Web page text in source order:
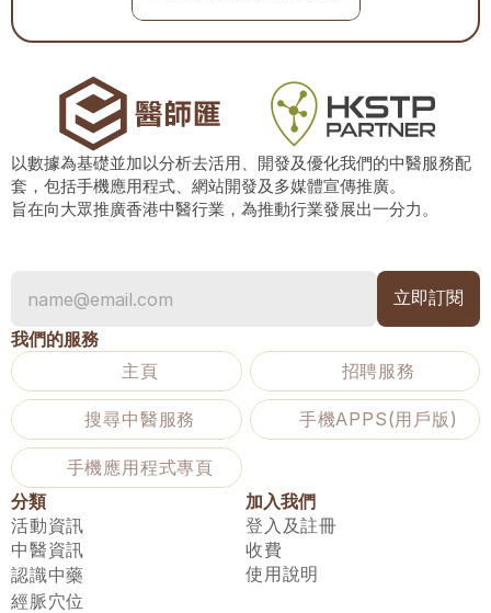
以數據為基礎並加以分析去活用、開發及優化我們的中醫服務配
套，包括手機應用程式、網站開發及多媒體宣傳推廣。
旨在向大眾推廣香港中醫行業，為推動行業發展出一分力。
我們的服務
主頁
招聘服務
搜尋中醫服務 手機APPS(用戶版)
手機應用程式專頁
分類
活動資訊
中醫資訊
認識中藥
經脈穴位
加入我們
登入及註冊
收費
使用說明